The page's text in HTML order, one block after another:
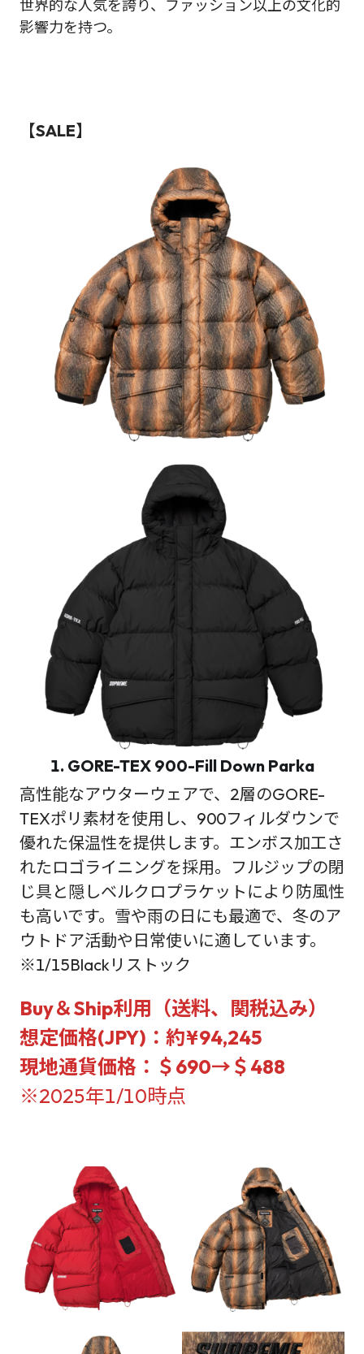
世界的な人気を誇り、ファッション以上の文化的
影響力を持つ。
【SALE】
1. GORE-TEX 900-Fill Down Parka
高性能なアウターウェアで、2層のGORE-
TEXポリ素材を使用し、900フィルダウンで
優れた保温性を提供します。エンボス加工さ
れたロゴライニングを採用。フルジップの閉
じ具と隠しベルクロプラケットにより防風性
も高いです。雪や雨の日にも最適で、冬のア
ウトドア活動や日常使いに適しています。
※1/15Blackリストック
Buy＆Ship利用（送料、関税込み）
想定価格(JPY)：約¥94,245
現地通貨価格：＄690→＄488
※2025年1/10時点